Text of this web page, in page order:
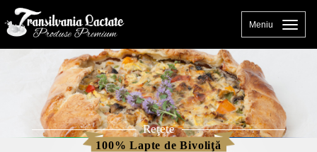
Meniu
Reţete
100% Lapte de Bivoliţă